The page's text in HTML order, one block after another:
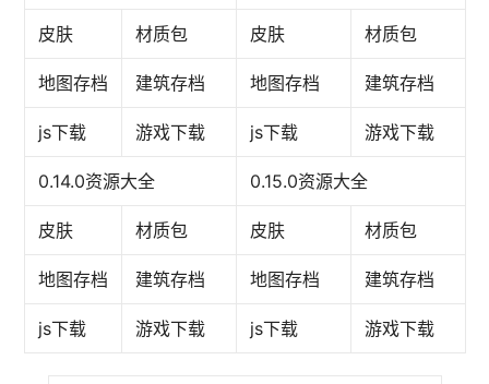
皮肤 材质包 皮肤 材质包
地图存档 建筑存档 地图存档 建筑存档
js下载 游戏下载 js下载 游戏下载
0.14.0资源大全 0.15.0资源大全
皮肤 材质包 皮肤 材质包
地图存档 建筑存档 地图存档 建筑存档
js下载 游戏下载 js下载 游戏下载